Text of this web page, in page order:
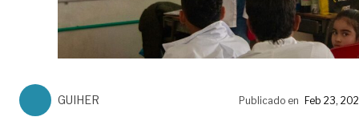
GUIHER Publicado en Feb 23,